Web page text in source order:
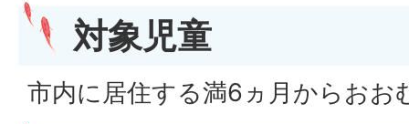
対象児童
市内に居住する満6ヵ月からおお